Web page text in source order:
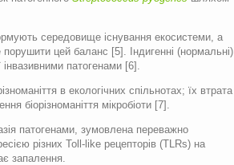
середовище існування екосистеми, а
порушити цей баланс [5]. Індигенні (нормальні)
інвазивними патогенами [6].
в екологічних спільнотах; їх втрата
біорізноманіття мікробіоти [7].
патогенами, зумовлена переважно
різних Toll-like рецепторів (TLRs) на
запалення.